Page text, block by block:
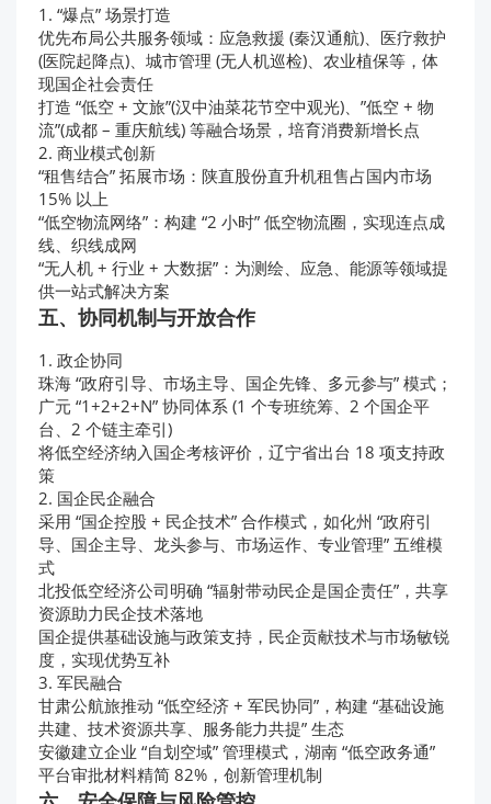
1. “爆点” 场景打造
优先布局公共服务领域：应急救援 (秦汉通航)、医疗救护
(医院起降点)、城市管理 (无人机巡检)、农业植保等，体
现国企社会责任
打造 “低空 + 文旅”(汉中油菜花节空中观光)、”低空 + 物
流”(成都 – 重庆航线) 等融合场景，培育消费新增长点
2. 商业模式创新
“租售结合” 拓展市场：陕直股份直升机租售占国内市场
15% 以上
“低空物流网络”：构建 “2 小时” 低空物流圈，实现连点成
线、织线成网
“无人机 + 行业 + 大数据”：为测绘、应急、能源等领域提
供一站式解决方案
五、协同机制与开放合作
1. 政企协同
珠海 “政府引导、市场主导、国企先锋、多元参与” 模式；
广元 “1+2+2+N” 协同体系 (1 个专班统筹、2 个国企平
台、2 个链主牵引)
将低空经济纳入国企考核评价，辽宁省出台 18 项支持政
策
2. 国企民企融合
采用 “国企控股 + 民企技术” 合作模式，如化州 “政府引
导、国企主导、龙头参与、市场运作、专业管理” 五维模
式
北投低空经济公司明确 “辐射带动民企是国企责任”，共享
资源助力民企技术落地
国企提供基础设施与政策支持，民企贡献技术与市场敏锐
度，实现优势互补
3. 军民融合
甘肃公航旅推动 “低空经济 + 军民协同”，构建 “基础设施
共建、技术资源共享、服务能力共提” 生态
安徽建立企业 “自划空域” 管理模式，湖南 “低空政务通”
平台审批材料精简 82%，创新管理机制